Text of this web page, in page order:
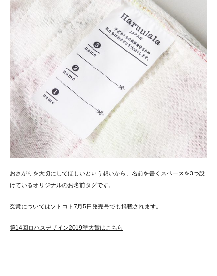
おさがりを大切にしてほしいという想いから、名前を書くスペースを3つ設
けているオリジナルのお名前タグです。
受賞についてはソトコト7月5日発売号でも掲載されます。
第14回ロハスデザイン2019準大賞はこちら